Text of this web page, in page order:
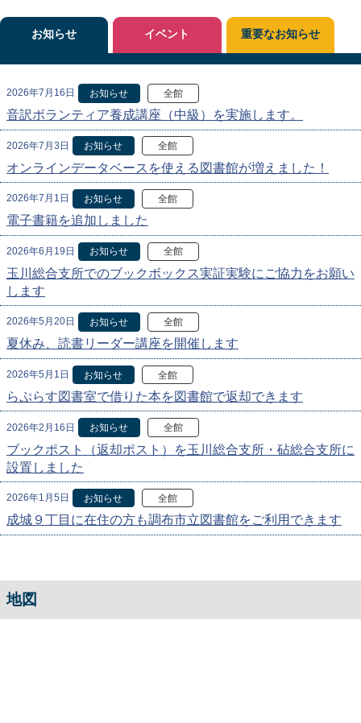
お知らせ
2026年7月16日 お知らせ 全館
音訳ボランティア養成講座（中級）を実施します。
2026年7月3日 お知らせ 全館
オンラインデータベースを使える図書館が増えました！
2026年7月1日 お知らせ 全館
電子書籍を追加しました
2026年6月19日 お知らせ 全館
玉川総合支所でのブックボックス実証実験にご協力をお願い
します
2026年5月20日 お知らせ 全館
夏休み、読書リーダー講座を開催します
2026年5月1日 お知らせ 全館
らぷらす図書室で借りた本を図書館で返却できます
2026年2月16日 お知らせ 全館
ブックポスト（返却ポスト）を玉川総合支所・砧総合支所に
設置しました
2026年1月5日 お知らせ 全館
成城９丁目に在住の方も調布市立図書館をご利用できます
イベント 重要なお知らせ
地図